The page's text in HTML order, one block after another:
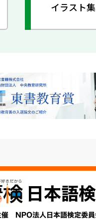
イラスト集